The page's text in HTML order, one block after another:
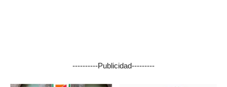
----------Publicidad---------